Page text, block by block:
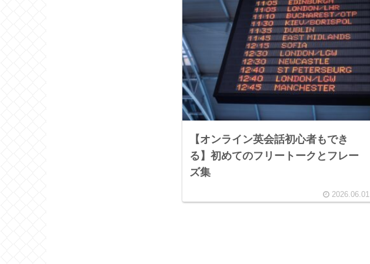
【オンライン英会話初心者もでき
る】初めてのフリートークとフレー
ズ集
2026.06.01